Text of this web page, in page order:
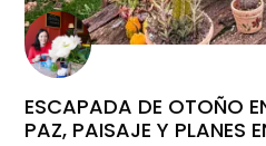
ESCAPADA DE OTOÑO
PAZ, PAISAJE Y PLANES